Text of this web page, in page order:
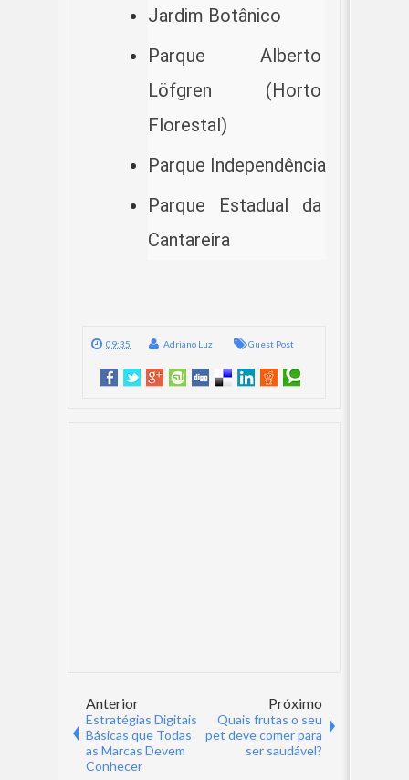
Jardim Botânico
Parque Alberto
Löfgren (Horto
Florestal)
Parque Independência
Parque Estadual da
Cantareira
09:35 Adriano Luz Guest Post
Anterior
Estratégias Digitais
Básicas que Todas
as Marcas Devem
Conhecer
Próximo
Quais frutas o seu
pet deve comer para
ser saudável?